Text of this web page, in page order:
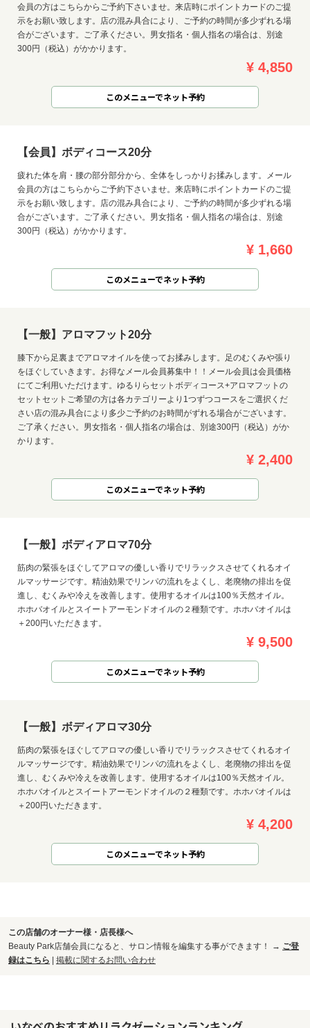
お問い合わせ
会員の方はこちらからご予約下さいませ。来店時にポイントカードのご提
示をお願い致します。店の混み具合により、ご予約の時間が多少ずれる場
合がございます。ご了承ください。男女指名・個人指名の場合は、別途
300円（税込）がかかります。
¥ 4,850
このメニューでネット予約
【会員】ボディコース20分
疲れた体を肩・腰の部分部分から、全体をしっかりお揉みします。メール
会員の方はこちらからご予約下さいませ。来店時にポイントカードのご提
示をお願い致します。店の混み具合により、ご予約の時間が多少ずれる場
合がございます。ご了承ください。男女指名・個人指名の場合は、別途
300円（税込）がかかります。
¥ 1,660
このメニューでネット予約
【一般】アロマフット20分
膝下から足裏までアロマオイルを使ってお揉みします。足のむくみや張り
をほぐしていきます。お得なメール会員募集中！！メール会員は会員価格
にてご利用いただけます。ゆるりらセットボディコース+アロマフットの
セットセットご希望の方は各カテゴリーより1つずつコースをご選択くだ
さい店の混み具合により多少ご予約のお時間がずれる場合がございます。
ご了承ください。男女指名・個人指名の場合は、別途300円（税込）がか
かります。
¥ 2,400
このメニューでネット予約
【一般】ボディアロマ70分
筋肉の緊張をほぐしてアロマの優しい香りでリラックスさせてくれるオイ
ルマッサージです。精油効果でリンパの流れをよくし、老廃物の排出を促
進し、むくみや冷えを改善します。使用するオイルは100％天然オイル。
ホホバオイルとスイートアーモンドオイルの２種類です。ホホバオイルは
＋200円いただきます。
¥ 9,500
このメニューでネット予約
【一般】ボディアロマ30分
筋肉の緊張をほぐしてアロマの優しい香りでリラックスさせてくれるオイ
ルマッサージです。精油効果でリンパの流れをよくし、老廃物の排出を促
進し、むくみや冷えを改善します。使用するオイルは100％天然オイル。
ホホバオイルとスイートアーモンドオイルの２種類です。ホホバオイルは
＋200円いただきます。
¥ 4,200
このメニューでネット予約
この店舗のオーナー様・店長様へ
Beauty Park店舗会員になると、サロン情報を編集する事ができます！ → ご登
録はこちら | 掲載に関するお問い合わせ